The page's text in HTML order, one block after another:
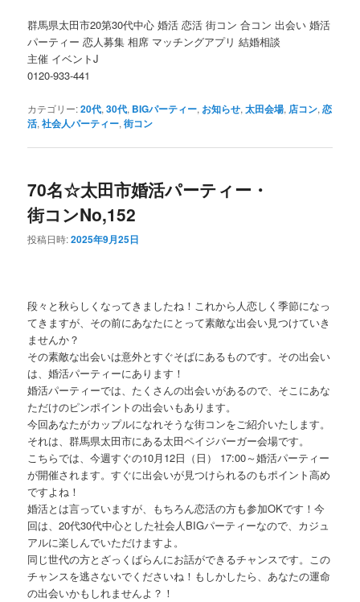
群馬県太田市20第30代中心 婚活 恋活 街コン 合コン 出会い 婚活
パーティー 恋人募集 相席 マッチングアプリ 結婚相談
主催 イベントJ
0120-933-441
カテゴリー:20代,30代, BIGパーティー, お知らせ,太田会場, 店コン,恋
活,社会人パーティー,街コン
70名☆太田市婚活パーティー・
街コンNo,152
投稿日時:2025年9月25日
段々と秋らしくなってきましたね！これから人恋しく季節になっ
てきますが、その前にあなたにとって素敵な出会い見つけていき
ませんか？
その素敵な出会いは意外とすぐそばにあるものです。その出会い
は、婚活パーティーにあります！
婚活パーティーでは、たくさんの出会いがあるので、そこにあな
ただけのピンポイントの出会いもあります。
今回あなたがカップルになれそうな街コンをご紹介いたします。
それは、群馬県太田市にある太田ペイジバーガー会場です。
こちらでは、今週すぐの10月12日（日） 17:00～婚活パーティー
が開催されます。すぐに出会いが見つけられるのもポイント高め
ですよね！
婚活とは言っていますが、もちろん恋活の方も参加OKです！今
回は、20代30代中心とした社会人BIGパーティーなので、カジュ
アルに楽しんでいただけますよ。
同じ世代の方とざっくばらんにお話ができるチャンスです。この
チャンスを逃さないでくださいね！もしかしたら、あなたの運命
の出会いかもしれませんよ？！